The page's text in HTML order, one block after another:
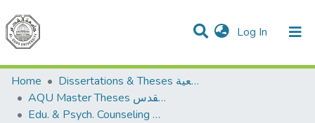
Log In (current)
Communities & Collections
All of DSpace
Home
Dissertations & Theses الرسائل الجامعية
AQU Master Theses الرسائل الجامعية الخاصة بجامعة القدس
Edu. & Psych. Counseling الإرشاد النفسي والتربوي